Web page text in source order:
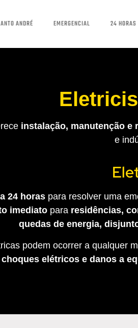
ANDRÉ EMERGENCIAL 24 HORAS
instalação, manutenção e
e
24 horaspara resolver uma
imediatopara residências,
quedas de energia,
podem ocorrer a qualquer
elétricos e danos a